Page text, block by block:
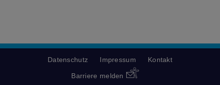
Datenschutz Impressum Kontakt
Barriere melden